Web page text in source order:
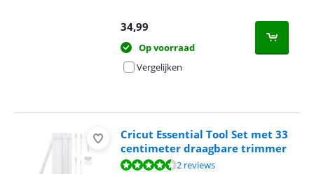
34,99
Op voorraad
Vergelijken
Cricut Essential Tool Set met 33
centimeter draagbare trimmer
Beoordeling is 8,7 van de 10, gebaseerd op 2 reviews.
2 reviews